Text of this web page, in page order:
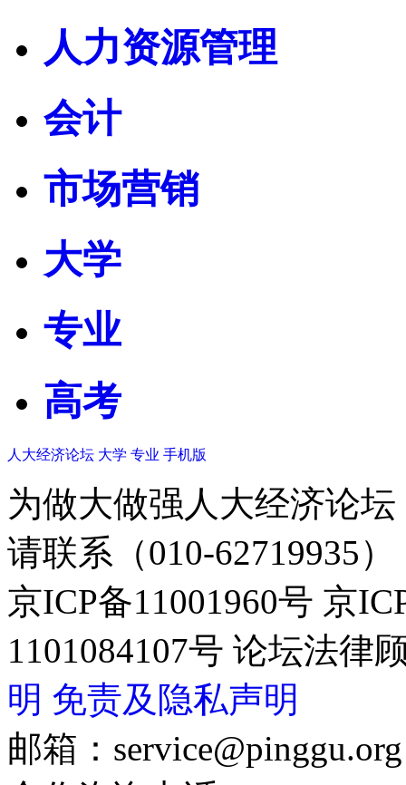
人力资源管理
会计
市场营销
大学
专业
高考
人大经济论坛 大学 专业 手机版
为做大做强人大经济论
请联系（010-62719935）
京ICP备11001960号 京
1101084107号 论坛法律
明 免责及隐私声明
邮箱：service@pinggu.org